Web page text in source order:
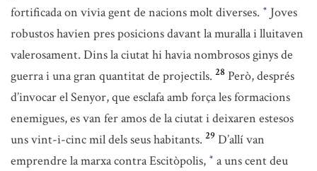
fortificada on vivia gent de nacions molt diverses. * Joves
robustos havien pres posicions davant la muralla i lluitaven
valerosament. Dins la ciutat hi havia nombrosos ginys de
guerra i una gran quantitat de projectils. 28 Però, després
d’invocar el Senyor, que esclafa amb força les formacions
enemigues, es van fer amos de la ciutat i deixaren estesos
uns vint-i-cinc mil dels seus habitants. 29 D’allí van
emprendre la marxa contra Escitòpolis, * a uns cent deu